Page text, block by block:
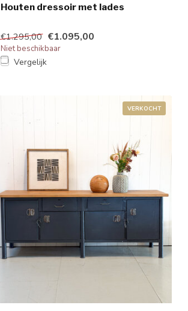
Houten dressoir met lades
€1.295,00 €1.095,00
Niet beschikbaar
Vergelijk
VERKOCHT